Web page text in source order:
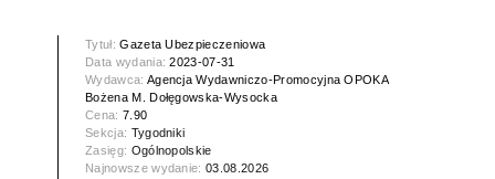
Tytuł:Gazeta Ubezpieczeniowa
Data wydania:2023-07-31
Wydawca: Agencja Wydawniczo-Promocyjna OPOKA
Bożena M. Dołęgowska-Wysocka
Cena: 7.90
Sekcja: Tygodniki
Zasięg: Ogólnopolskie
Najnowsze wydanie:03.08.2026